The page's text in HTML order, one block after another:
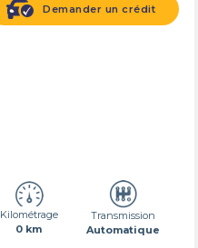
Demander un crédit
Kilométrage
0 km
Transmission
Automatique